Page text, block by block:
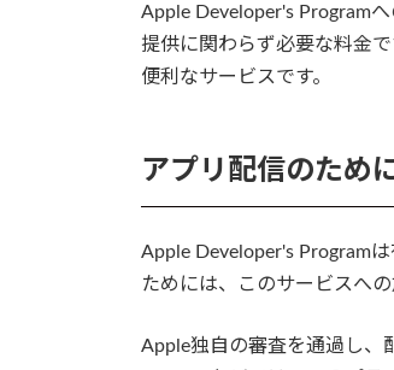
Apple Developer's Program
提供に関わらず必要な料金
便利なサービスです。
アプリ配信のため
Apple Developer's Program
ためには、このサービスへ
Apple独自の審査を通過し、